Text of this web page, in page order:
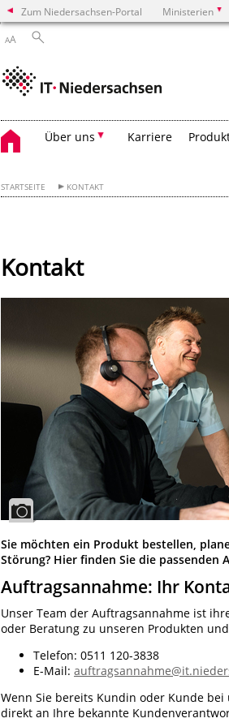
Zum Niedersachsen-Portal Ministerien
AA
Über uns Karriere
STARTSEITE KONTAKT
Kontakt
Sie möchten ein Produkt bestellen,
Störung? Hier finden Sie die passenden
Auftragsannahme: Ihr
Unser Team der Auftragsannahme ist
oder Beratung zu unseren Produkten
Telefon: 0511 120-3838
E-Mail:
Wenn Sie bereits Kundin oder Kunde
direkt an Ihre bekannte